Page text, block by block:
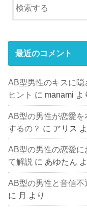
最近のコメント
AB型男性のキスに
ヒント に manami よ
AB型の男性が恋愛
するの？ に アリス
AB型の男性の恋愛
て解説 に あゆたん
AB型の男性と音信
に 月 より